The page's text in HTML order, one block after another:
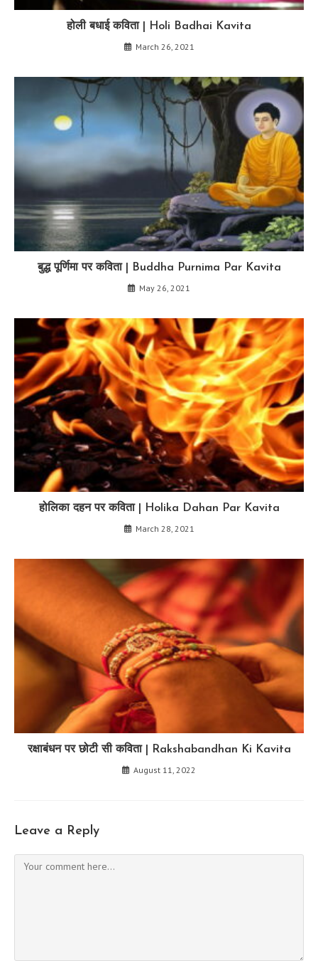
होली बधाई कविता | Holi Badhai Kavita
March 26, 2021
बुद्ध पूर्णिमा पर कविता | Buddha Purnima Par Kavita
May 26, 2021
होलिका दहन पर कविता | Holika Dahan Par Kavita
March 28, 2021
रक्षाबंधन पर छोटी सी कविता | Rakshabandhan Ki Kavita
August 11, 2022
Leave a Reply
Comment